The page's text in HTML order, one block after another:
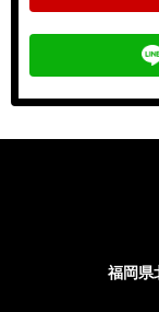
福岡県